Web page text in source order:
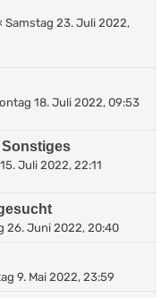
Samstag 23. Juli 2022,
18. Juli 2022, 09:53
Sonstiges
Juli 2022, 22:11
26. Juni 2022, 20:40
9. Mai 2022, 23:59